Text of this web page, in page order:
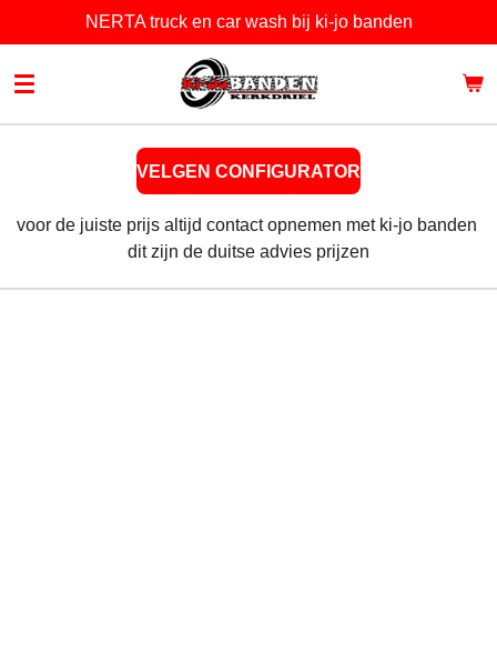
direct
naar
hoofdinhoud
NERTA truck en car wash bij ki-jo banden
VELGEN CONFIGURATOR
voor de juiste prijs altijd contact opnemen met ki-jo banden
dit zijn de duitse advies prijzen